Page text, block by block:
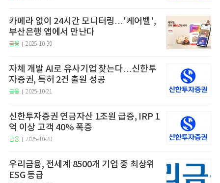
카메라 없이 24시간 모니터링…'케어벨',
부산은행 앱에서 만난다
금융 2025-10-30
자체 개발 AI로 유사기업 찾는다…신한투
자증권, 특허 2건 출원 성공
금융 2025-10-21
신한투자증권 연금자산 1조원 급증, IRP 1
억 이상 고객 40% 폭증
금융 2025-10-20
우리금융, 전세계 8500개 기업 중 최상위
ESG 등급